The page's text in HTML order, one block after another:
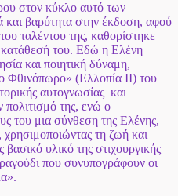
στον κύκλο αυτό των
και βαρύτητα στην έκδοση, αφού
ταλέντου της, καθορίστηκε
κατάθεσή του. Εδώ η Ελένη
και ποιητική δύναμη,
Φθινόπωρο» (Ελλοπία ΙΙ) του
αυτογνωσίας και
πολιτισμό της, ενώ ο
του μια σύνθεση της Ελένης,
τη ζωή και
υλικό της στιχουργικής
που συνυπογράφουν οι